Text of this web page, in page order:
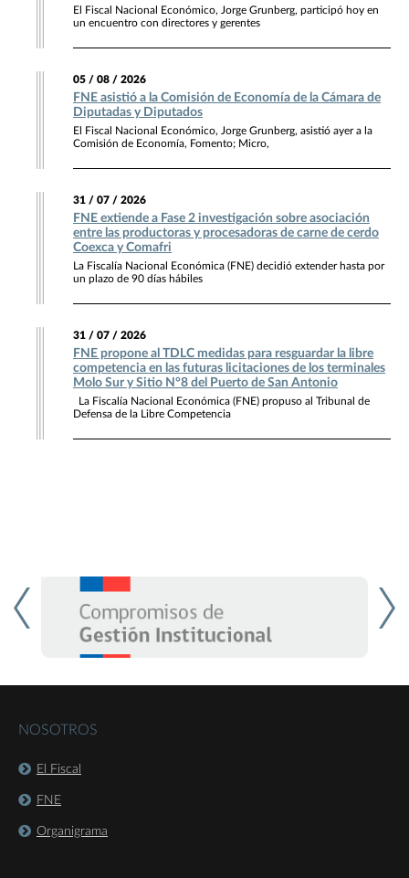
El Fiscal Nacional Económico, Jorge Grunberg, participó hoy en
un encuentro con directores y gerentes
05 / 08 / 2026
FNE asistió a la Comisión de Economía de la Cámara de
Diputadas y Diputados
El Fiscal Nacional Económico, Jorge Grunberg, asistió ayer a la
Comisión de Economía, Fomento; Micro,
31 / 07 / 2026
FNE extiende a Fase 2 investigación sobre asociación
entre las productoras y procesadoras de carne de cerdo
Coexca y Comafri
La Fiscalía Nacional Económica (FNE) decidió extender hasta por
un plazo de 90 días hábiles
31 / 07 / 2026
FNE propone al TDLC medidas para resguardar la libre
competencia en las futuras licitaciones de los terminales
Molo Sur y Sitio N°8 del Puerto de San Antonio
La Fiscalía Nacional Económica (FNE) propuso al Tribunal de
Defensa de la Libre Competencia
NOSOTROS
El Fiscal
FNE
Organigrama